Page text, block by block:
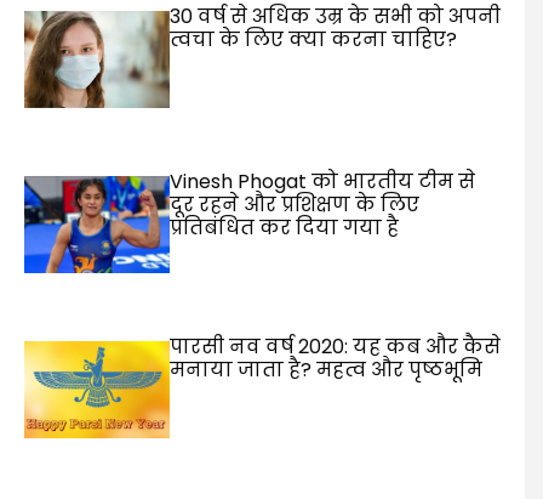
30 वर्ष से अधिक उम्र के सभी को अपनी
त्वचा के लिए क्या करना चाहिए?
Vinesh Phogat को भारतीय टीम से
दूर रहने और प्रशिक्षण के लिए
प्रतिबंधित कर दिया गया है
पारसी नव वर्ष 2020: यह कब और कैसे
मनाया जाता है? महत्व और पृष्ठभूमि